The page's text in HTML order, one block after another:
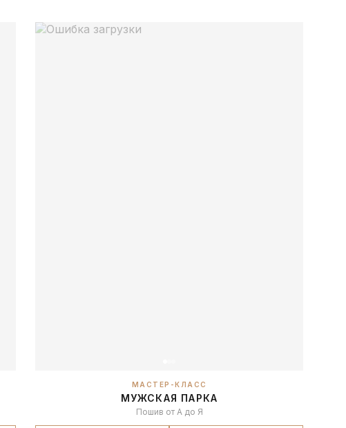
МАСТЕР-КЛАСС
МУЖСКАЯ ПАРКА
Пошив от А до Я